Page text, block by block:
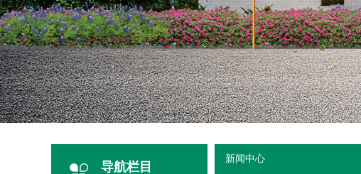
导航栏目
新闻中心